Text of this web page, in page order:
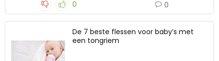
0 0
De 7 beste flessen voor baby’s met
een tongriem